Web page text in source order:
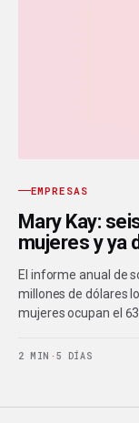
EMPRESAS
Mary Kay:
mujeres y ya
El informe anual de
millones de dólares
mujeres ocupan el
2 MIN · 5 DÍAS